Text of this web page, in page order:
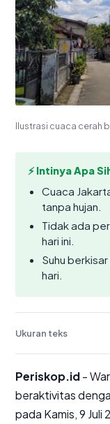
Ilustrasi cuaca cerah
⚡ Intinya Apa
Cuaca
tanpa hujan.
Tidak ada
hari ini.
Suhu
hari.
Ukuran teks
Periskop.id-
beraktivitas
pada Kamis, 9 Juli